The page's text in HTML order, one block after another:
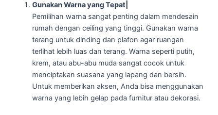
Gunakan Warna yang Tepat|
Pemilihan warna sangat penting dalam mendesain
rumah dengan ceiling yang tinggi. Gunakan warna
terang untuk dinding dan plafon agar ruangan
terlihat lebih luas dan terang. Warna seperti putih,
krem, atau abu-abu muda sangat cocok untuk
menciptakan suasana yang lapang dan bersih.
Untuk memberikan aksen, Anda bisa menggunakan
warna yang lebih gelap pada furnitur atau dekorasi.